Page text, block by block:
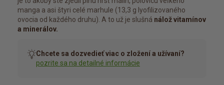
manga a asi štyri celé marhule (13,3 g lyofilizovaného
ovocia od každého druhu). A to už je slušná nálož vitamínov
a minerálov.
Chcete sa dozvedieť viac o zložení a užívaní?
pozrite sa na detailné informácie